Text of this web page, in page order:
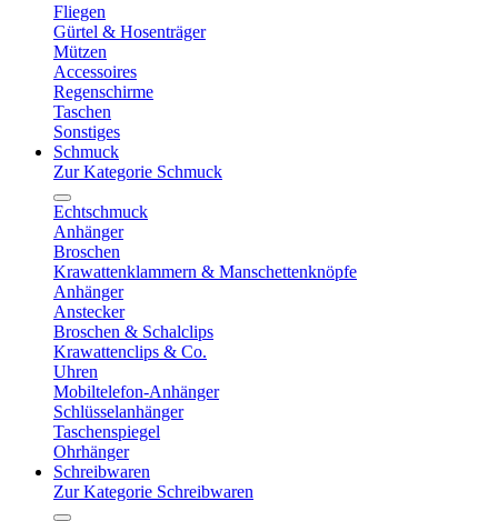
Fliegen
Gürtel & Hosenträger
Mützen
Accessoires
Regenschirme
Taschen
Sonstiges
Schmuck
Zur Kategorie Schmuck
Echtschmuck
Anhänger
Broschen
Krawattenklammern & Manschettenknöpfe
Anhänger
Anstecker
Broschen & Schalclips
Krawattenclips & Co.
Uhren
Mobiltelefon-Anhänger
Schlüsselanhänger
Taschenspiegel
Ohrhänger
Schreibwaren
Zur Kategorie Schreibwaren